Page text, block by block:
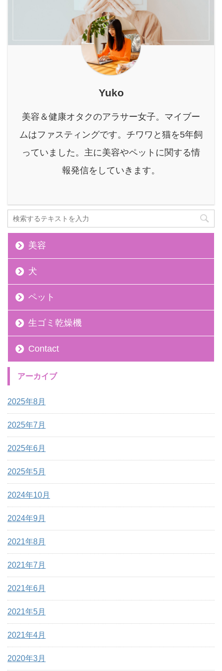
はずです。 酵素風呂と
は？菌の力で全身ポカポ
カ！ 酵素風呂は、電気や
ガスを使わず、自 ...
すめしたいのが、家庭用
生ごみ減量乾燥機「パリ
パリキュー」シリーズで
す。 パリパリキューは、
ただ生ごみを乾燥させる
だけ ...
のが、ペット葬儀サービ
スです。 本記事では、犬
の葬儀費用に焦点を当
て、相場や内訳、費用が
決まる理由、加えて費用
を抑えるポイントまで、
分かりやすくご紹介しま
葬儀を選びましょう。 犬
の葬儀費用、いくらくら
かる費用は、数万円から
数十万円と幅広いです。
Yuko
美容＆健康オタクのアラサー女子。マイブー
ムはファスティングです。チワワと猫を5年飼
っていました。主に美容やペットに関する情
報発信をしていきます。
美容
犬
ペット
生ゴミ乾燥機
Contact
アーカイブ
2025年8月
2025年7月
2025年6月
2025年5月
2024年10月
2024年9月
2021年8月
2021年7月
2021年6月
2021年5月
2021年4月
2020年3月